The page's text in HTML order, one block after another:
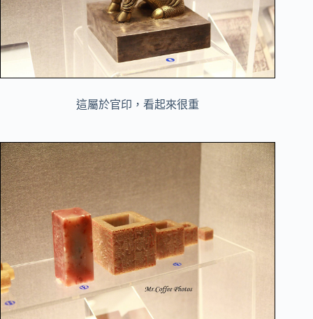
這屬於官印，看起來很重